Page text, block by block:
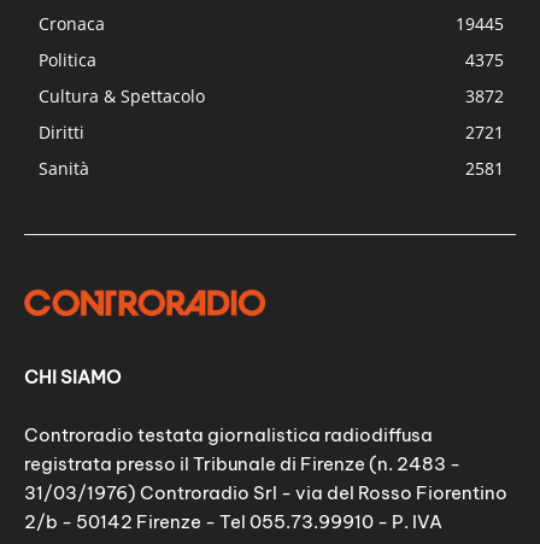
Cronaca
19445
Politica
4375
Cultura & Spettacolo
3872
Diritti
2721
Sanità
2581
CHI SIAMO
Controradio testata giornalistica radiodiffusa
registrata presso il Tribunale di Firenze (n. 2483 -
31/03/1976) Controradio Srl - via del Rosso Fiorentino
2/b - 50142 Firenze - Tel 055.73.99910 - P. IVA